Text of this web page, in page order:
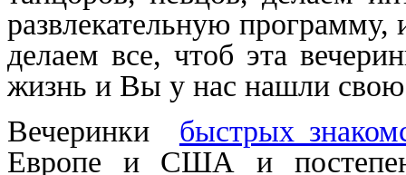
развлекательную
делаем все, чтоб эта
жизнь и Вы у нас нашли
Вечеринки быстрых
Европе и США и